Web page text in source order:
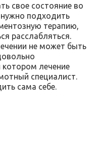
свое состояние во
подходить
терапию,
расслабляться.
не может быть
котором лечение
специалист.
сама себе.